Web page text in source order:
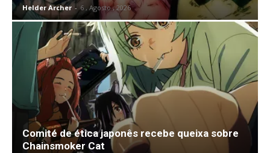
Helder Archer - 6 , Agosto , 2026
Comité de ética japonês recebe queixa sobre
Chainsmoker Cat